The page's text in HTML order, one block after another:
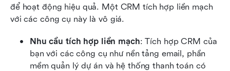
để hoạt động hiệu quả. Một CRM tích hợp liền mạch
với các công cụ này là vô giá.
Nhu cầu tích hợp liền mạch: Tích hợp CRM của
bạn với các công cụ như nền tảng email, phần
mềm quản lý dự án và hệ thống thanh toán có